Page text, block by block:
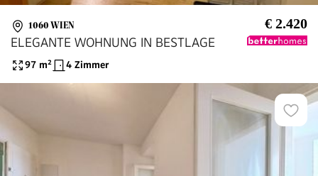
1060 WIEN € 2.420
ELEGANTE WOHNUNG IN BESTLAGE
97 m² 4 Zimmer